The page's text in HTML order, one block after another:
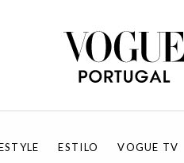
ESTILO VOGUE TV